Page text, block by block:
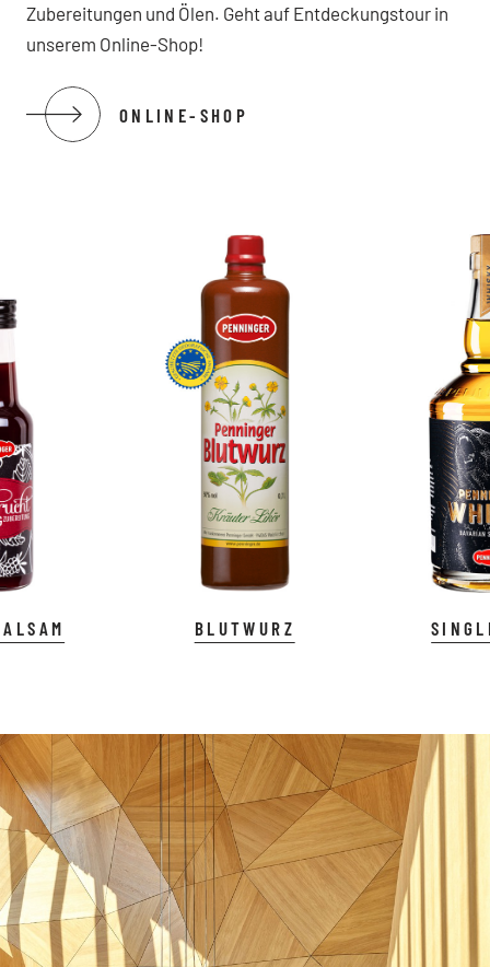
Zubereitungen und Ölen. Geht auf Entdeckungstour in
unserem Online-Shop!
ONLINE-SHOP
BLUTWURZ